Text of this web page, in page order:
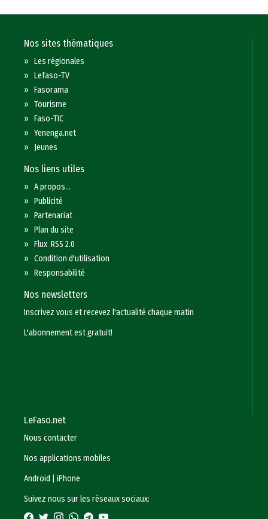
Nos sites thématiques
»Les régionales
»Lefaso-TV
»Fasorama
»Tourisme
»Faso-TIC
»Yenenga.net
» Jeunes
Nos liens utiles
»A propos...
»Publicité
»Partenariat
»Plan du site
»Flux RSS 2.0
»Condition d'utilisation
»Responsabilité
Nos newsletters
Inscrivez vous et recevez l'actualité chaque matin
L'abonnement est gratuit!
LeFaso.net
Nous contacter
Nos applications mobiles
Android
|iPhone
Suivez nous sur les réseaux sociaux: